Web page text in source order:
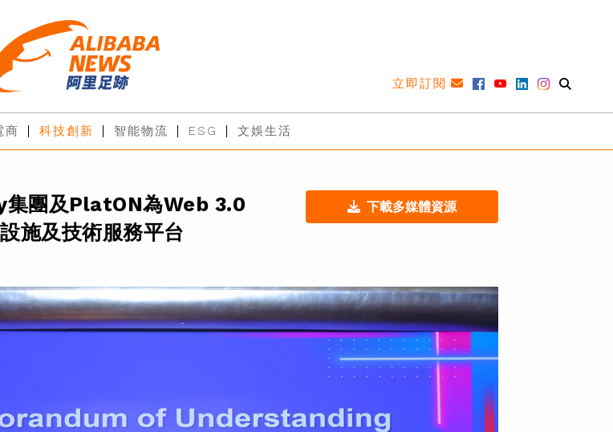
立即訂閱
商 科技創新 智能物流 ESG 文娛生活
集團及PlatON為Web 3.0
施及技術服務平台
下載多媒體資源